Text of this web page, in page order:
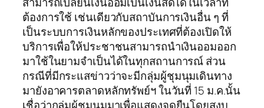
ต้องการใช้ เช่นเดียวกับสถาบันการเงินอื่น ๆ ที่
เป็นระบบการเงินหลักของประเทศที่ต้องเปิดให้
บริการเพื่อให้ประชาชนสามารถนำเงินออมออก
มาใช้ในยามจำเป็นได้ในทุกสถานการณ์ ส่วน
กรณีที่มีกระแสข่าวว่าจะมีกลุ่มผู้ชุมนุมเดินทาง
มายังอาคารตลาดหลักทรัพย์ฯ ในวันที่ 15 ม.ค.นั้น